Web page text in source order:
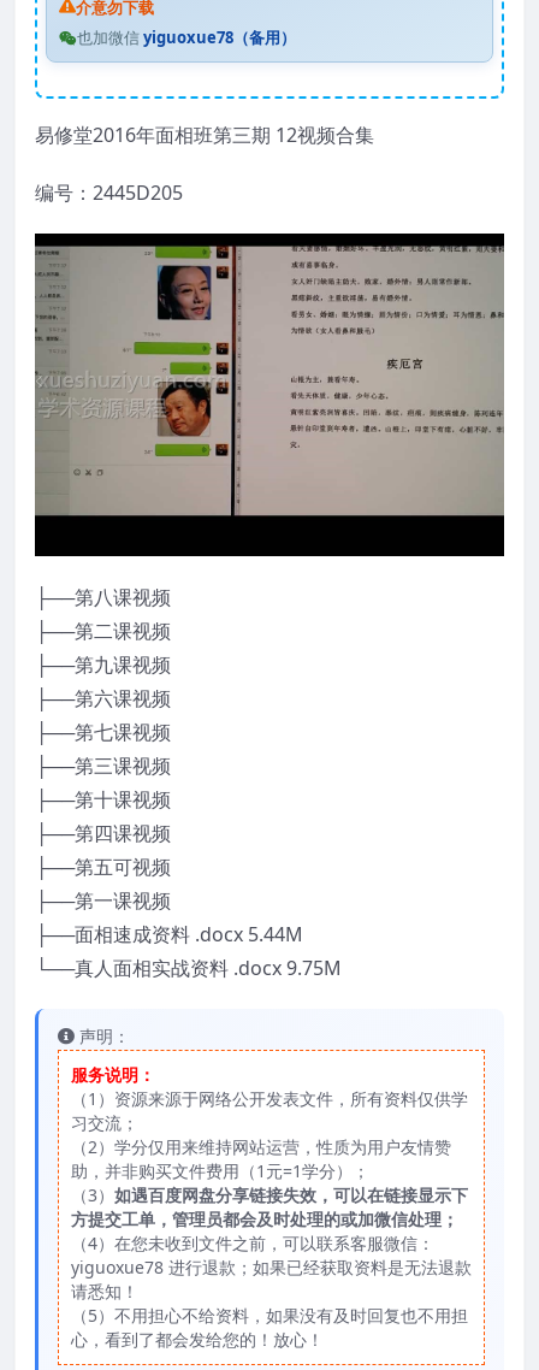
介意勿下载
也加微信yiguoxue78（备用）
易修堂2016年面相班第三期 12视频合集
编号：2445D205
├──第八课视频
├──第二课视频
├──第九课视频
├──第六课视频
├──第七课视频
├──第三课视频
├──第十课视频
├──第四课视频
├──第五可视频
├──第一课视频
├──面相速成资料 .docx 5.44M
└──真人面相实战资料 .docx 9.75M
声明：
服务说明：
（1）资源来源于网络公开发表文件，所有资料仅供学
习交流；
（2）学分仅用来维持网站运营，性质为用户友情赞
助，并非购买文件费用（1元=1学分）；
（3） 如遇百度网盘分享链接失效，可以在链接显示下
方提交工单，管理员都会及时处理的或加微信处理；
（4）在您未收到文件之前，可以联系客服微信：
yiguoxue78 进行退款；如果已经获取资料是无法退款
请悉知！
（5）不用担心不给资料，如果没有及时回复也不用担
心，看到了都会发给您的！放心！